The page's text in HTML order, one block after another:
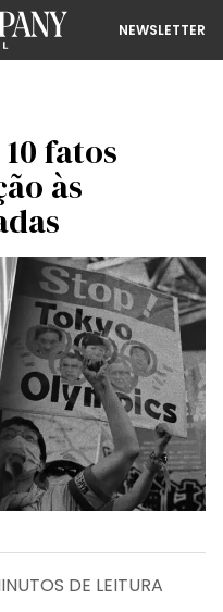
NEWSLETTER
fatos
às
DE LEITURA